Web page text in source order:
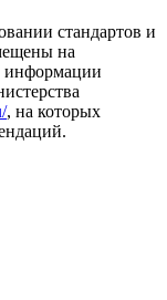
стандартов и
на
информации
, на которых